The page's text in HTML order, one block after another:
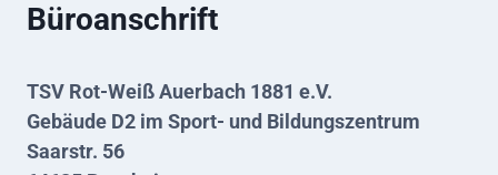
Büroanschrift
TSV Rot-Weiß Auerbach 1881 e.V.
Gebäude D2 im Sport- und Bildungszentrum
Saarstr. 56